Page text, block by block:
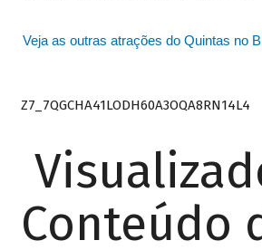
Veja as outras atrações do Quintas no
Z7_7QGCHA41LODH60A3OQA8RN14L4
Conteúdo